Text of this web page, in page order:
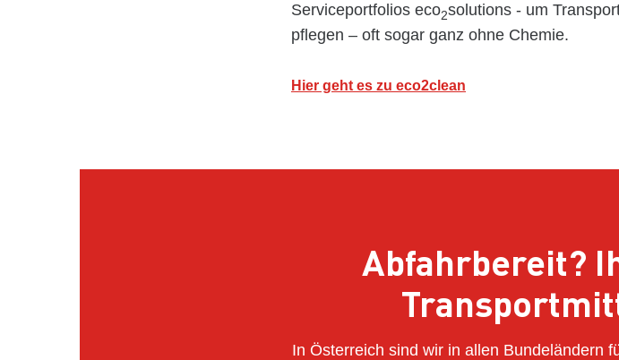
Serviceportfolios eco2solutions - um
pflegen – oft sogar ganz ohne Chemie.
Hier geht es zu eco2clean
Abfahrbereit?
In Österreich sind wir in allen Bundeländern